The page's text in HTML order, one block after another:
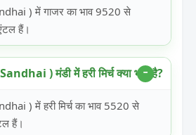
) में गाजर का भाव 9520 से
हैं।
) मंडी में हरी मिर्च क्या भाव है?
) में हरी मिर्च का भाव 5520 से
हैं।